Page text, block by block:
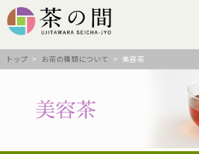
トップ > お茶の種類について > 美容茶